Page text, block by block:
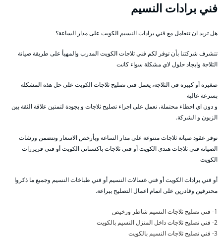
فني برادات النسيم
هل تريد ان تتعامل مع فني برادات النسيم الكويت على مدار الساعة؟
تتشرف شركتنا بأن توفر لكم فني ثلاجات الكويت المدرب والمهيأ على طريقة صيانة
الثلاجة وايجاد حلول لاي مشكلة سواء كانت
صغيرة أو كبيرة في الثلاجة، يعمل فني تصليح ثلاجات الكويت على حل هذه المشكلة
بسرعة عالية
و دون اي اخطاء محتملة، نعمل على اجراء تصليح ثلاجات و بجودة لتمتين علاقة الثقة بين
الزبون و الشركة.
نوفر عقود صيانة ثلاجات متنوعة على مدار الساعة وبأرخص الاسعار وتتضمن ورشات
الصيانة فني ثلاجات هندي الكويت أو فني ثلاجات باكستاني الكويت أو فني فريزرات
الكويت
أو فني برادات الكويت أو فني غسالات النسيم أو فني طباخات النسيم وجميع ما ذكروا
محترفين وقادرين على اتمام اعمال التصليح ببراعة.
1- فني تصليح ثلاجات النسيم شاطر ورخيص
2- فني تصليح ثلاجات داخل المنزل النسيم بالكويت
3- فني تصليح ثلاجات النسيم بالكويت